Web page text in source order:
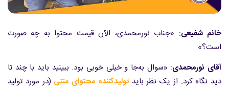
خانم شفیعی: «جناب نورمحمدی، الآن قیمت محتوا به چه صورت
است؟»
آقای نورمحمدی: «سوال به‌جا و خیلی خوبی بود. ببینید باید با چند تا
دید نگاه کرد. از یک نظر بایدتولیدکننده محتوای متنی (در مورد تولید